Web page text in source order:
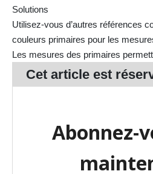
Solutions
Utilisez-vous d’autres références
couleurs primaires pour les
Les mesures des primaires
Cet article est
Abonnez-